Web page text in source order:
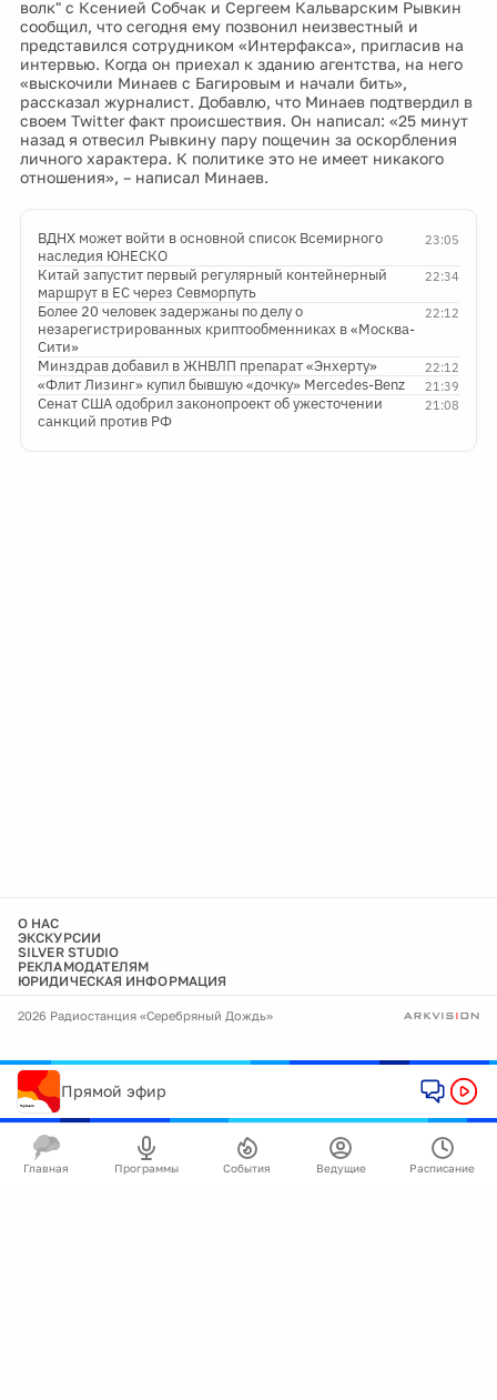
волк" с Ксенией Собчак и Сергеем Кальварским Рывкин
сообщил, что сегодня ему позвонил неизвестный и
представился сотрудником «Интерфакса», пригласив на
интервью. Когда он приехал к зданию агентства, на него
«выскочили Минаев с Багировым и начали бить»,
рассказал журналист. Добавлю, что Минаев подтвердил в
своем Twitter факт происшествия. Он написал: «25 минут
назад я отвесил Рывкину пару пощечин за оскорбления
личного характера. К политике это не имеет никакого
отношения», – написал Минаев.
23:05
ВДНХ может войти в основной список Всемирного
наследия ЮНЕСКО
22:34
Китай запустит первый регулярный контейнерный
маршрут в ЕС через Севморпуть
22:12
Более 20 человек задержаны по делу о
незарегистрированных криптообменниках в «Москва-
Сити»
22:12
Минздрав добавил в ЖНВЛП препарат «Энхерту»
21:39
«Флит Лизинг» купил бывшую «дочку» Mercedes-Benz
21:08
Сенат США одобрил законопроект об ужесточении
санкций против РФ
О НАС
ЭКСКУРСИИ
SILVER STUDIO
РЕКЛАМОДАТЕЛЯМ
ЮРИДИЧЕСКАЯ ИНФОРМАЦИЯ
2026 Радиостанция «Серебряный Дождь»
Прямой эфир
Главная Программы События Ведущие Расписание